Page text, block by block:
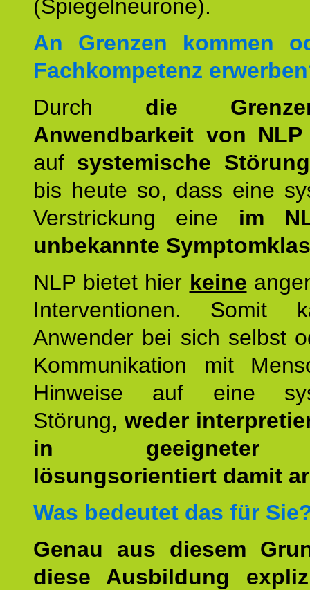
(Spiegelneurone).
An Grenzen kommen
Fachkompetenz
Durch die
Anwendbarkeit von NLP
auf systemische
bis heute so, dass eine
Verstrickung eine im
unbekannte
NLP bietet hier keine
Interventionen. Somit
Anwender bei sich selbst
Kommunikation mit
Hinweise auf eine
Störung, weder
in geeigneter
lösungsorientiert damit
Was bedeutet das für
Genau aus diesem
diese Ausbildung